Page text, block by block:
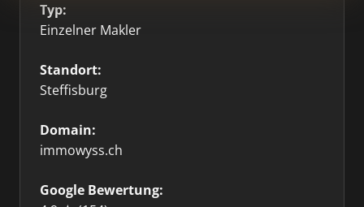
Typ:
Einzelner Makler
Standort:
Steffisburg
Domain:
immowyss.ch
Google Bewertung: